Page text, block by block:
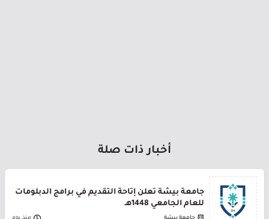
أخبار ذات صلة
جامعة بيشة تعلن إتاحة التقديم في برامج الدبلومات
للعام الجامعي 1448هـ